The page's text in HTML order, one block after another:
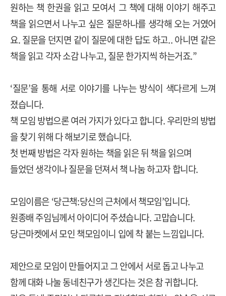
원하는 책 한권을 읽고 모여서 그 책에 대해 이야기 해주고
책을 읽으면서 나누고 싶은 질문하나를 생각해 오는 거였어
요.질문을 던지면 같이 질문에 대한 답도 하고..아니면 같은
책을 읽고 각자 소감 나누고,질문 한가지씩 하는거죠.”
‘질문’을 통해 서로 이야기를 나누는 방식이 색다르게 느껴
졌습니다.
책 모임 방법으론 여러 가지가 있다고 합니다.우리만의 방법
을 찾기 위해 다 해보기로 했습니다.
첫 번째 방법은 각자 원하는 책을 읽은 뒤 책을 읽으며
들었던 생각이나질문을 던져서 책 나눔 하고자 합니다.
모임이름은‘당근책:당신의 근처에서 책모임’입니다.
원종배 주임님께서 아이디어 주셨습니다.고맙습니다.
당근마켓에서 모인 책모임이니 입에 착 붙는 느낌입니다.
제안으로 모임이 만들어지고 그 안에서 서로 돕고 나누고
함께 대화 나눌 동네친구가 생긴다는 것은 참 귀합니다.